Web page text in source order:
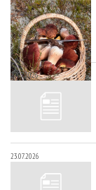
27.07.2026
23.07.2026